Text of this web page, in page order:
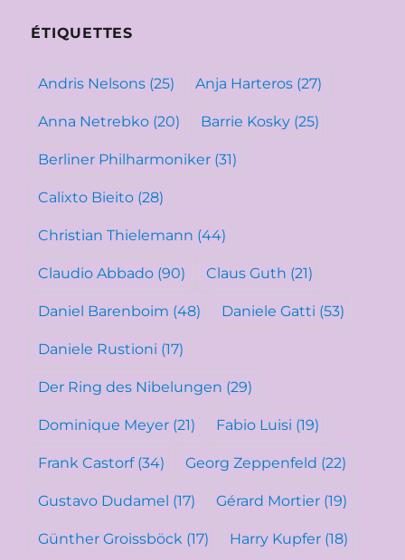
ÉTIQUETTES
Andris Nelsons (25) Anja Harteros (27)
Anna Netrebko (20) Barrie Kosky (25)
Berliner Philharmoniker (31)
Calixto Bieito (28)
Christian Thielemann (44)
Claudio Abbado (90) Claus Guth (21)
Daniel Barenboim (48) Daniele Gatti (53)
Daniele Rustioni (17)
Der Ring des Nibelungen (29)
Dominique Meyer (21) Fabio Luisi (19)
Frank Castorf(34) Georg Zeppenfeld (22)
Gustavo Dudamel (17) Gérard Mortier (19)
Günther Groissböck (17) Harry Kupfer (18)